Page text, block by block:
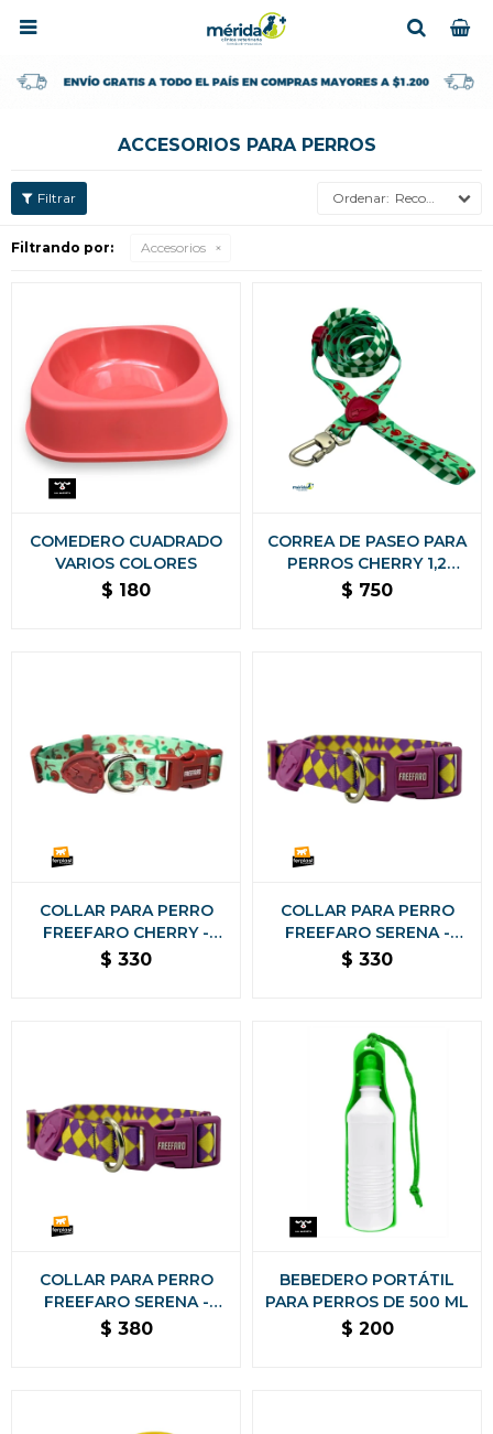

ACCESORIOS PARA PERROS
Recomendados
Filtrando por: Accesorios
COMEDERO CUADRADO
VARIOS COLORES
$ 180
CORREA DE PASEO PARA
PERROS CHERRY 1,2
METROS
$ 750
COLLAR PARA PERRO
FREEFARO CHERRY -
TAMAÑO PEQUEÑO
$ 330
COLLAR PARA PERRO
FREEFARO SERENA -
TAMAÑO PEQUEÑO
$ 330
COLLAR PARA PERRO
FREEFARO SERENA -
TAMAÑO GRANDE
$ 380
BEBEDERO PORTÁTIL
PARA PERROS DE 500 ML
$ 200